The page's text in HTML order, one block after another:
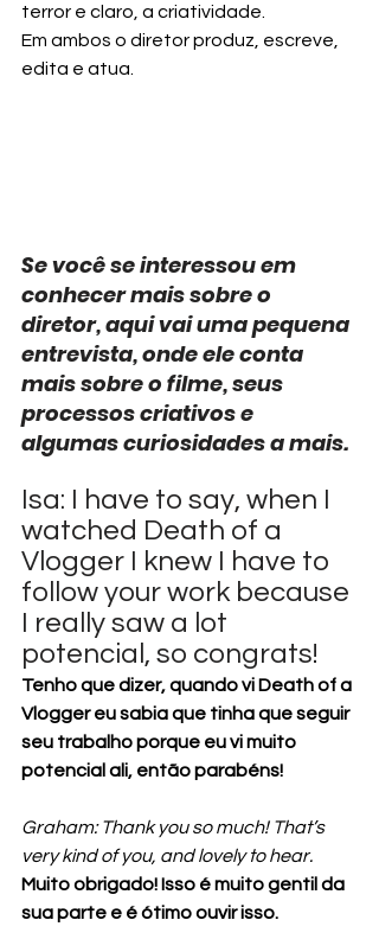
terror e claro, a criatividade.
Em ambos o diretor produz, escreve,
edita e atua.
Se você se interessou em
conhecer mais sobre o
diretor, aqui vai uma pequena
entrevista, onde ele conta
mais sobre o filme, seus
processos criativos e
algumas curiosidades a mais.
Isa: I have to say, when I
watched Death of a
Vlogger I knew I have to
follow your work because
I really saw a lot
potencial, so congrats!
Tenho que dizer, quando vi Death of a
Vlogger eu sabia que tinha que seguir
seu trabalho porque eu vi muito
potencial ali, então parabéns!
Graham: Thank you so much! That’s
very kind of you, and lovely to hear.
Muito obrigado! Isso é muito gentil da
sua parte e é ótimo ouvir isso.